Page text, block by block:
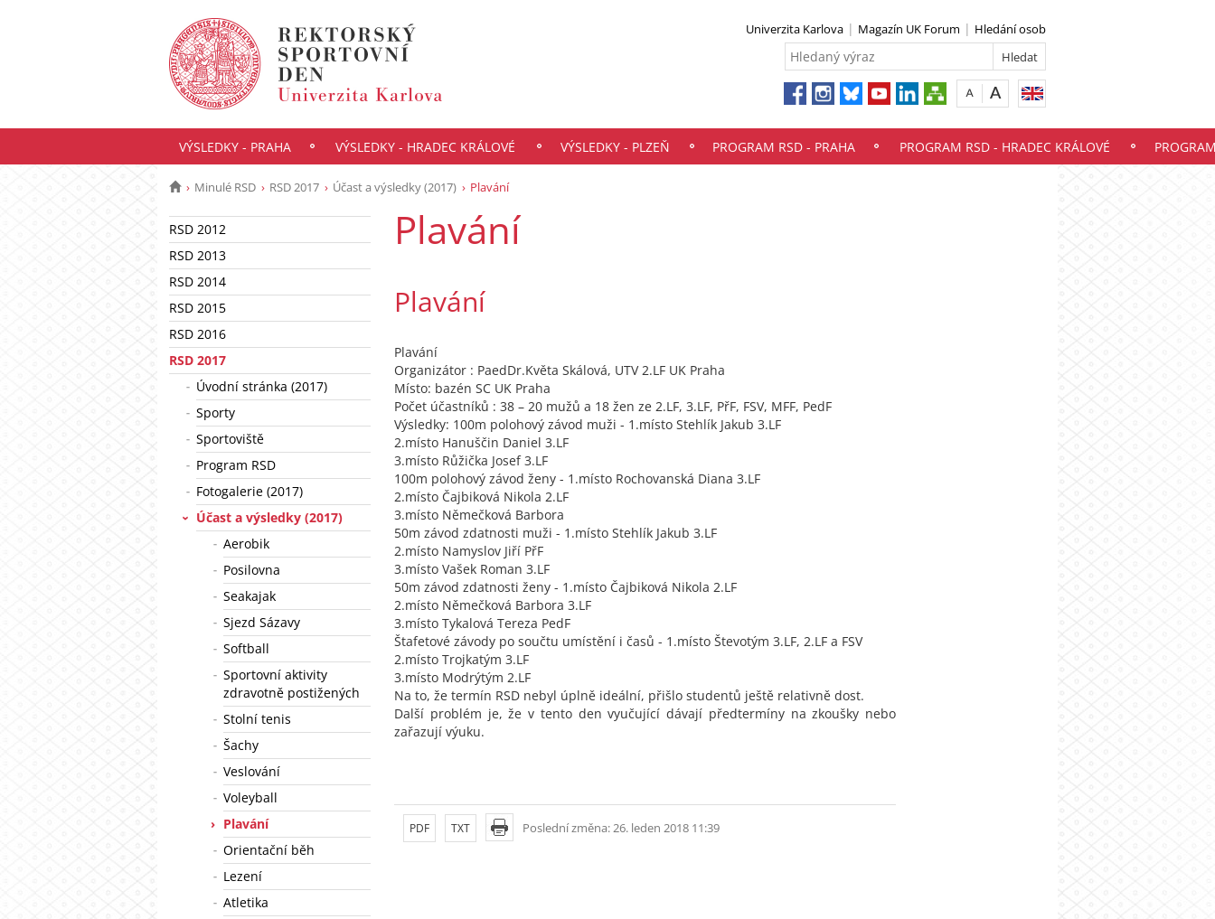
Univerzita Karlova Magazín UK Forum Hledání osob
VÝSLEDKY - PRAHA VÝSLEDKY - HRADEC KRÁLOVÉ VÝSLEDKY - PLZEŇ PROGRAM RSD - PRAHA PROGRAM RSD - HRADEC KRÁLOVÉ
Minulé RSD RSD 2017 Účast a výsledky (2017) Plavání
RSD 2012
RSD 2013
RSD 2014
RSD 2015
RSD 2016
RSD 2017
Úvodní stránka (2017)
Sporty
Sportoviště
Program RSD
Fotogalerie (2017)
Účast a výsledky (2017)
Aerobik
Posilovna
Seakajak
Sjezd Sázavy
Softball
Sportovní aktivity
zdravotně postižených
Stolní tenis
Šachy
Veslování
Voleyball
Plavání
Orientační běh
Lezení
Atletika
Plavání
Plavání
Plavání
Organizátor : PaedDr.Květa Skálová, UTV 2.LF UK Praha
Místo: bazén SC UK Praha
Počet účastníků : 38 – 20 mužů a 18 žen ze 2.LF, 3.LF, PřF, FSV, MFF, PedF
Výsledky: 100m polohový závod muži - 1.místo Stehlík Jakub 3.LF
2.místo Hanuščin Daniel 3.LF
3.místo Růžička Josef 3.LF
100m polohový závod ženy - 1.místo Rochovanská Diana 3.LF
2.místo Čajbiková Nikola 2.LF
3.místo Němečková Barbora
50m závod zdatnosti muži - 1.místo Stehlík Jakub 3.LF
2.místo Namyslov Jiří PřF
3.místo Vašek Roman 3.LF
50m závod zdatnosti ženy - 1.místo Čajbiková Nikola 2.LF
2.místo Němečková Barbora 3.LF
3.místo Tykalová Tereza PedF
Štafetové závody po součtu umístění i časů - 1.místo Števotým 3.LF, 2.LF a FSV
2.místo Trojkatým 3.LF
3.místo Modrýtým 2.LF
Na to, že termín RSD nebyl úplně ideální, přišlo studentů ještě relativně dost.
Další problém je, že v tento den vyučující dávají předtermíny na zkoušky nebo
zařazují výuku.
Poslední změna: 26. leden 2018 11:39
PDF TXT